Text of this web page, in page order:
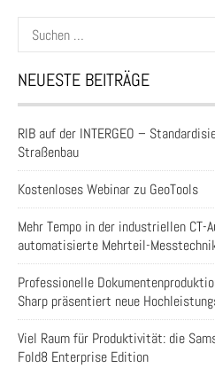
Suchen
nach:
NEUESTE BEITRÄGE
RIB auf der INTERGEO –
Straßenbau
Kostenloses Webinar zu GeoTools
Mehr Tempo in der industriellen CT-
automatisierte Mehrteil-
Professionelle
Sharp präsentiert neue
Viel Raum für Produktivität: die
Fold8 Enterprise Edition